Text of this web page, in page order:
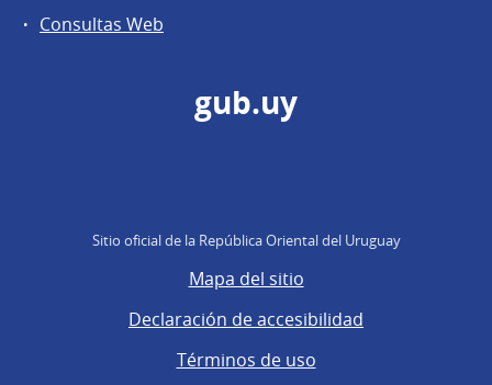
Consultas Web
gub.uy
Sitio oficial de la República Oriental del Uruguay
Mapa del sitio
Declaración de accesibilidad
Términos de uso